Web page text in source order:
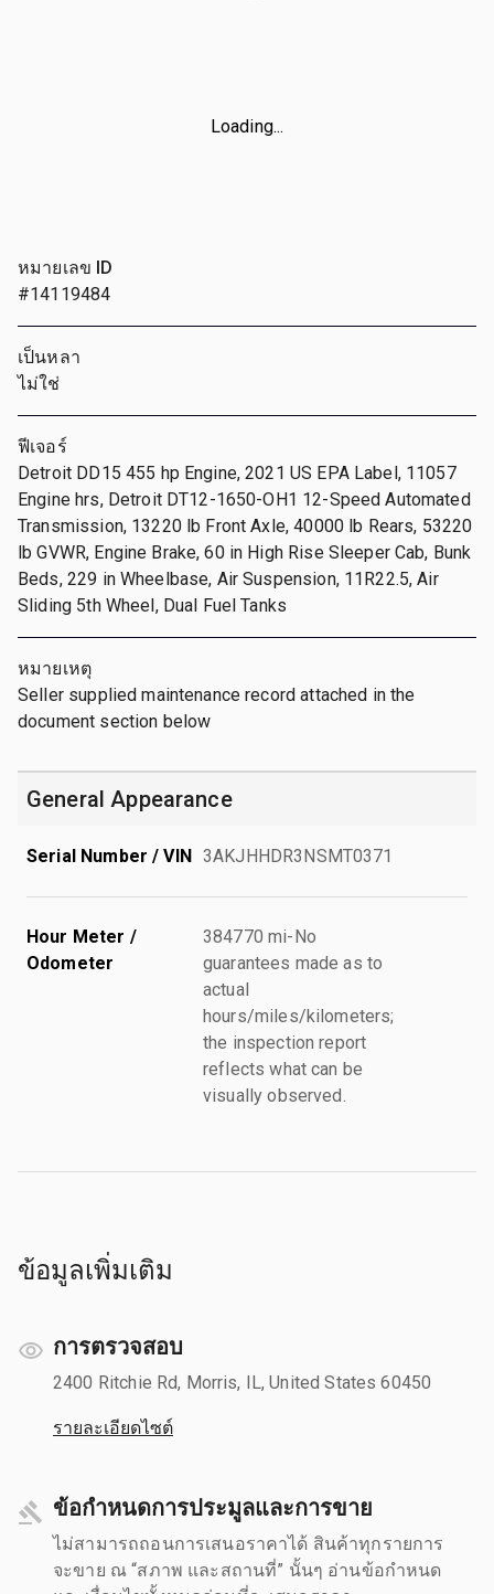
Loading...
หมายเลข ID
#14119484
เป็นหลา
ไม่ใช่
ฟีเจอร์
Detroit DD15 455 hp Engine, 2021 US EPA Label, 11057
Engine hrs, Detroit DT12-1650-OH1 12-Speed Automated
Transmission, 13220 lb Front Axle, 40000 lb Rears, 53220
lb GVWR, Engine Brake, 60 in High Rise Sleeper Cab, Bunk
Beds, 229 in Wheelbase, Air Suspension, 11R22.5, Air
Sliding 5th Wheel, Dual Fuel Tanks
หมายเหตุ
Seller supplied maintenance record attached in the
document section below
General Appearance
Serial Number / VIN 3AKJHHDR3NSMT0371
Hour Meter /
Odometer
384770 mi-No
guarantees made as to
actual
hours/miles/kilometers;
the inspection report
reflects what can be
visually observed.
ข้อมูลเพิ่มเติม
การตรวจสอบ
2400 Ritchie Rd, Morris, IL, United States 60450
รายละเอียดไซต์
ข้อกำหนดการประมูลและการขาย
ไม่สามารถถอนการเสนอราคาได้ สินค้าทุกรายการ
จะขาย ณ “สภาพ และสถานที่” นั้นๆ อ่านข้อกำหนด